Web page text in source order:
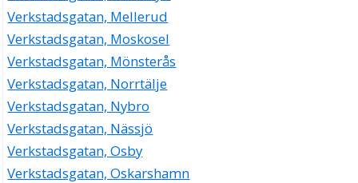
Verkstadsgatan, Mellerud
Verkstadsgatan, Moskosel
Verkstadsgatan, Mönsterås
Verkstadsgatan, Norrtälje
Verkstadsgatan, Nybro
Verkstadsgatan, Nässjö
Verkstadsgatan, Osby
Verkstadsgatan, Oskarshamn